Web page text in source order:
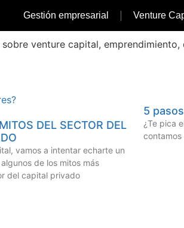
Gestión empresarial Venture
venture capital,
DEL SECTOR DEL
vamos a intentar echarte un
de los mitos más
del capital privado
5
¿Te pica
contamos